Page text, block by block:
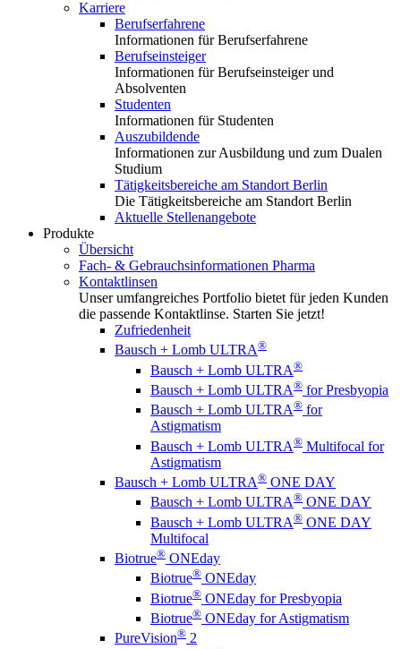
Karriere
Berufserfahrene
Informationen für Berufserfahrene
Berufseinsteiger
Informationen für Berufseinsteiger und
Absolventen
Studenten
Informationen für Studenten
Auszubildende
Informationen zur Ausbildung und zum Dualen
Studium
Tätigkeitsbereiche am Standort Berlin
Die Tätigkeitsbereiche am Standort Berlin
Aktuelle Stellenangebote
Produkte
Übersicht
Fach- & Gebrauchsinformationen Pharma
Kontaktlinsen
Unser umfangreiches Portfolio bietet für jeden Kunden
die passende Kontaktlinse. Starten Sie jetzt!
Zufriedenheit
Bausch + Lomb ULTRA®
Bausch + Lomb ULTRA®
Bausch + Lomb ULTRA® for Presbyopia
Bausch + Lomb ULTRA® for
Astigmatism
Bausch + Lomb ULTRA® Multifocal for
Astigmatism
Bausch + Lomb ULTRA® ONE DAY
Bausch + Lomb ULTRA® ONE DAY
Bausch + Lomb ULTRA® ONE DAY
Multifocal
Biotrue® ONEday
Biotrue® ONEday
Biotrue® ONEday for Presbyopia
Biotrue® ONEday for Astigmatism
PureVision® 2